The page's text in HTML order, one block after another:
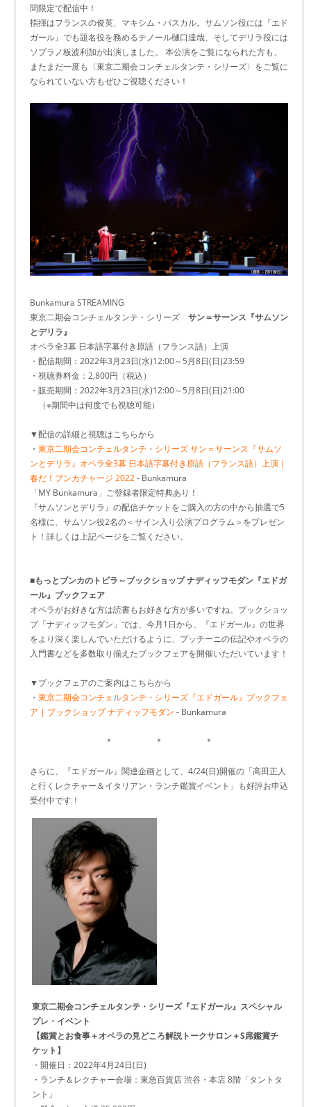
間限定で配信中！
指揮はフランスの俊英、マキシム・パスカル。サムソン役には『エド
ガール』でも題名役を務めるテノール樋口達哉、そしてデリラ役には
ソプラノ板波利加が出演しました。 本公演をご覧になられた方も、
またまだ一度も〈東京二期会コンチェルタンテ・シリーズ〉をご覧に
なられていない方もぜひご視聴ください！
Bunkamura STREAMING
東京二期会コンチェルタンテ・シリーズ サン＝サーンス『サムソン
とデリラ』
オペラ全3幕 日本語字幕付き原語（フランス語）上演
・配信期間：2022年3月23日(水)12:00～5月8日(日)23:59
・視聴券料金：2,800円（税込）
・販売期間：2022年3月23日(水)12:00～5月8日(日)21:00
（※期間中は何度でも視聴可能）
▼配信の詳細と視聴はこちらから
・ 東京二期会コンチェルタンテ・シリーズ サン＝サーンス『サムソ
ンとデリラ』オペラ全3幕 日本語字幕付き原語（フランス語）上演｜
春だ！ブンカチャージ 2022- Bunkamura
「MY Bunkamura」ご登録者限定特典あり！
『サムソンとデリラ』の配信チケットをご購入の方の中から抽選で5
名様に、サムソン役2名の＜サイン入り公演プログラム＞をプレゼン
ト！詳しくは上記ページをご覧ください。
■もっとブンカのトビラ～ブックショップ ナディッフモダン『エドガ
ール』ブックフェア
オペラがお好きな方は読書もお好きな方が多いですね。ブックショッ
プ「ナディッフモダン」では、今月1日から、『エドガール』の世界
をより深く楽しんでいただけるように、プッチーニの伝記やオペラの
入門書などを多数取り揃えたブックフェアを開催いただいています！
▼ブックフェアのご案内はこちらから
・ 東京二期会コンチェルタンテ・シリーズ『エドガール』ブックフェ
ア | ブックショップ ナディッフモダン - Bunkamura
＊ ＊ ＊
さらに、『エドガール』関連企画として、4/24(日)開催の「高田正人
と行くレクチャー＆イタリアン・ランチ鑑賞イベント」も好評お申込
受付中です！
東京二期会コンチェルタンテ・シリーズ『エドガール』スペシャル
プレ・イベント
【鑑賞とお食事＋オペラの見どころ解説トークサロン＋S席鑑賞チ
ケット】
・開催日：2022年4月24日(日)
・ランチ＆レクチャー会場：東急百貨店 渋谷・本店 8階「タントタ
ント」